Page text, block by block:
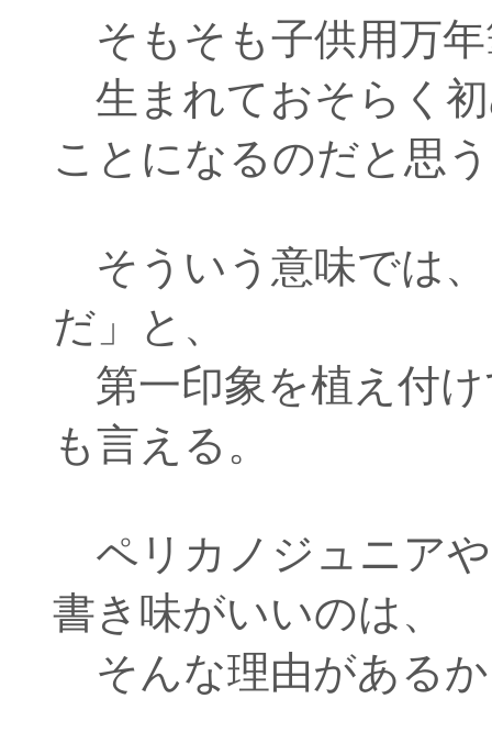
そもそも子供用万
生まれておそらく
ことになるのだと思
そういう意味では
だ」と、
第一印象を植え付
も言える。
ペリカノジュニア
書き味がいいのは、
そんな理由がある